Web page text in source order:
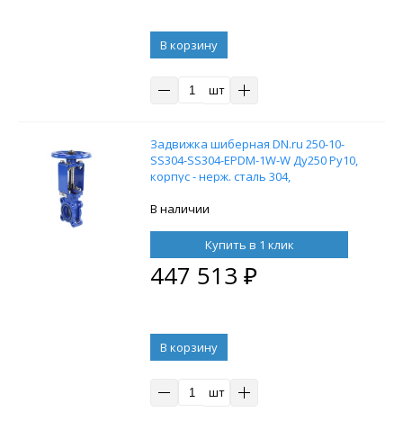
В корзину
шт
Задвижка шиберная DN.ru 250-10-
SS304-SS304-EPDM-1W-W Ду250 Ру10,
корпус - нерж. сталь 304,
выдвижным штоком
В наличии
Купить в 1 клик
447 513 ₽
В корзину
шт